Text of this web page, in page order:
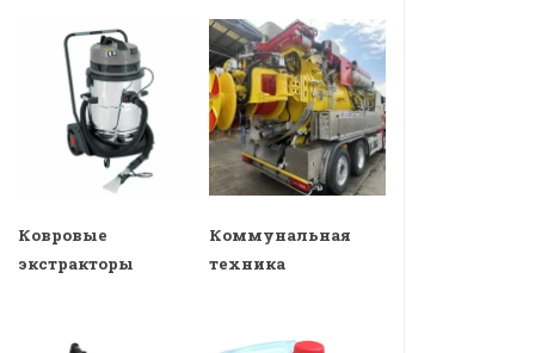
Ковровые
экстракторы
Коммунальная
техника